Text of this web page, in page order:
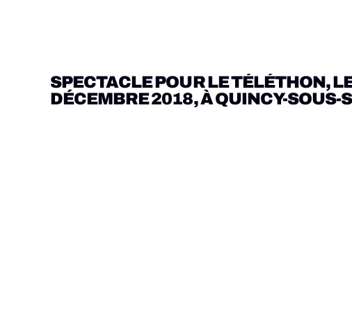
A l'occasion de la présentation de la Saison
Swing ! a présenté un French Cancan,
SPECTACLE POUR LE TÉLÉTHON,
DÉCEMBRE 2018, À QUINCY-SOUS-